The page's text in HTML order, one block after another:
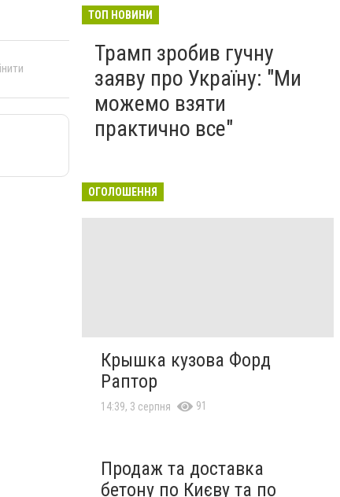
ТОП НОВИНИ
Трамп зробив гучну
заяву про Україну: "Ми
можемо взяти
практично все"
ОГОЛОШЕННЯ
Крышка кузова Форд
Раптор
14:39, 3 серпня 91
Продаж та доставка
бетону по Києву та по